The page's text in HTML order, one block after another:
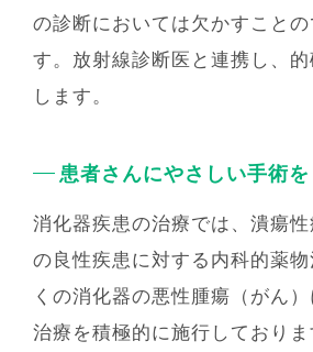
の診断においては⽋かすこと
す。放射線診断医と連携し、
します。
患者さんにやさしい⼿術を
消化器疾患の治療では、潰瘍
の良性疾患に対する内科的薬
くの消化器の悪性腫瘍（がん
治療を積極的に施⾏しており